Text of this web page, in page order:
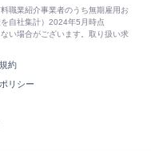
職業紹介事業者のうち無期雇用お
自社集計）2024年5月時点
い場合がございます。取り扱い求
約
リシー